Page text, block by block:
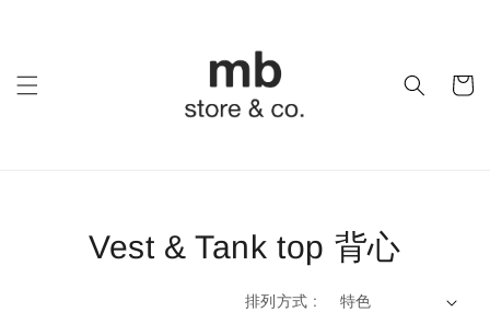
Vest & Tank top 背心
排列方式 :